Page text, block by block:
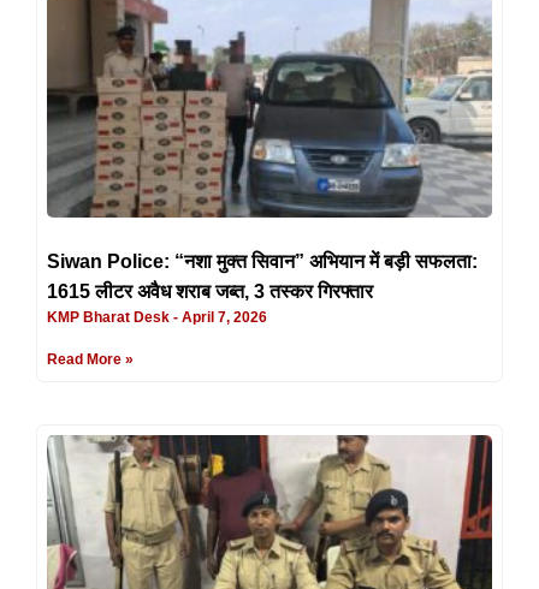
Siwan Police: “नशा मुक्त सिवान” अभियान में बड़ी सफलता:
1615 लीटर अवैध शराब जब्त, 3 तस्कर गिरफ्तार
KMP Bharat Desk April 7, 2026
Read More »